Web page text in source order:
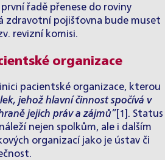
řadě přenese do roviny
zdravotní pojišťovna bude muset
revizní komisi.
organizace
pacientské organizace, kterou
jehož hlavní činnost spočívá v
jejich práv a zájmů” [1]. Status
nejen spolkům, ale i dalším
organizací jako je ústav či